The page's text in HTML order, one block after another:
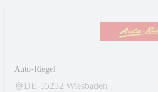
Auto-Riegel
DE-55252 Wiesbaden